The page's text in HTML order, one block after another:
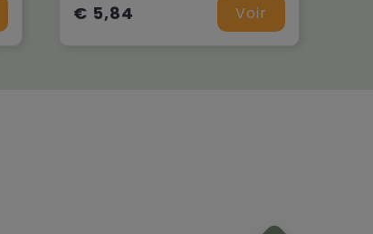
€ 5,84 Voir